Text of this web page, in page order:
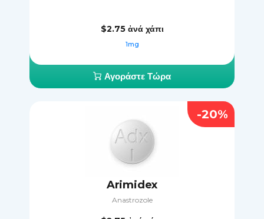
$2.75 ἀνά χάπι
1mg
Αγοράστε Τώρα
Arimidex
Anastrozole
-20%